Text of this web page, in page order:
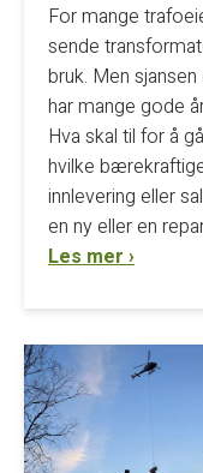
For mange
sende
bruk. Men
har mange gode
Hva skal til for å
hvilke
innlevering eller
en ny eller en
Les mer ›